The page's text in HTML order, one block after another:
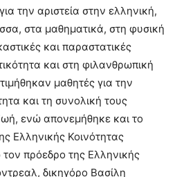
την αριστεία στην ελληνική,
στα μαθηματικά, στη φυσική
και παραστατικές
και στη φιλανθρωπική
μαθητές για την
και τη συνολική τους
ενώ απονεμήθηκε και το
Ελληνικής Κοινότητας
πρόεδρο της Ελληνικής
δικηγόρο Βασίλη